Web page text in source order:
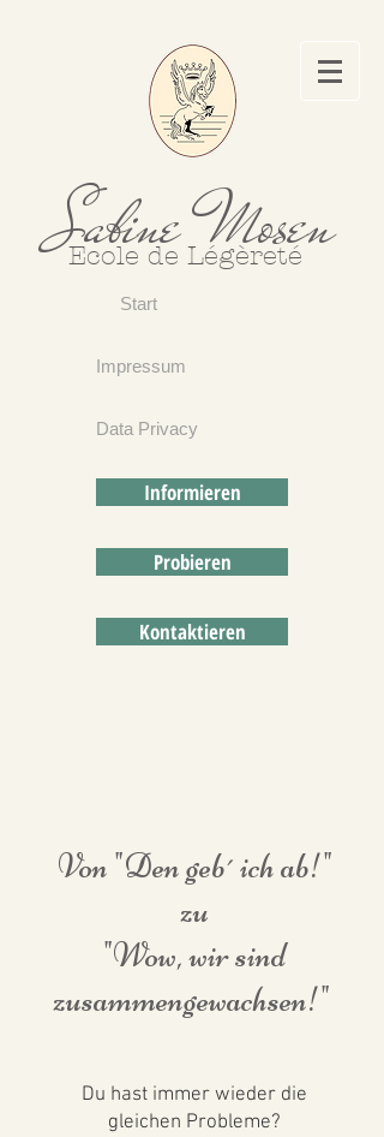
Sabine Mosen
Ecole de Légèreté
Start
Impressum
Data Privacy
Informieren
Probieren
Kontaktieren
Von "Den geb´ ich ab!"
zu
"Wow, wir sind
zusammengewachsen!"
Du hast immer wieder die
gleichen Probleme?